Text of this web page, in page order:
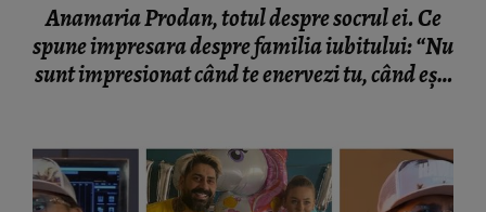
Anamaria Prodan, totul despre socrul ei. Ce
spune impresara despre familia iubitului: “Nu
sunt impresionat când te enervezi tu, când ești